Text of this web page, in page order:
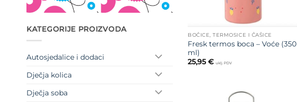
KATEGORIJE PROIZVODA
Autosjedalice i dodaci
Dječja kolica
Dječja soba
BOČICE, TERMOSICE I ČAŠICE
Fresk termos boca – Voće (350
ml)
25,95€ uklj. PDV